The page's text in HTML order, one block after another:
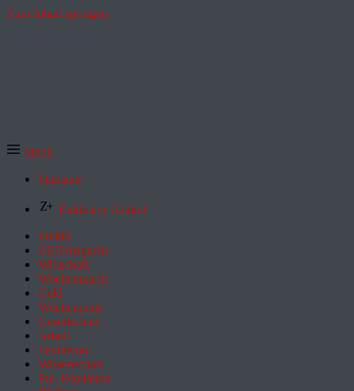
Zum Inhalt springen
Menü
Startseite
Exklusive Artikel
Politik
ZEITmagazin
Wirtschaft
Wochenmarkt
Geld
Wochenende
Gesellschaft
Arbeit
Feuilleton
Wissenschaft
Pol. Feuilleton